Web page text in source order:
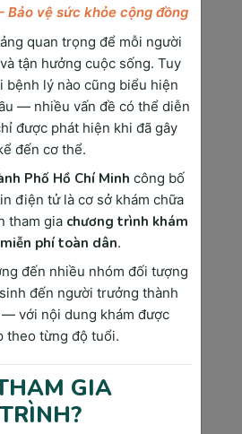
về triệu chứng và phương
Bao gồm ung thư máu
hạch (lymphoma), ung thư
loại này ảnh hưởng toàn
pháp điều trị khác.
phát và di căn:
Nguyên
xuất hiện đầu tiên, di căn
lan đến. Việc xác định
chọn phương pháp điều trị
Thường Gặp & Dấu Hiệu
Phổ Biến Nhất Tại Việt
Bảo vệ sức khỏe cộng đồng
quan trọng để mỗi người
tận hưởng cuộc sống. Tuy
bệnh lý nào cũng biểu hiện
— nhiều vấn đề có thể diễn
được phát hiện khi đã gây
đến cơ thể.
Phố Hồ Chí Minh công bố
điện tử là cơ sở khám chữa
tham gia chương trình khám
phí toàn dân.
đến nhiều nhóm đối tượng
đến người trưởng thành
với nội dung khám được
theo từng độ tuổi.
GIA